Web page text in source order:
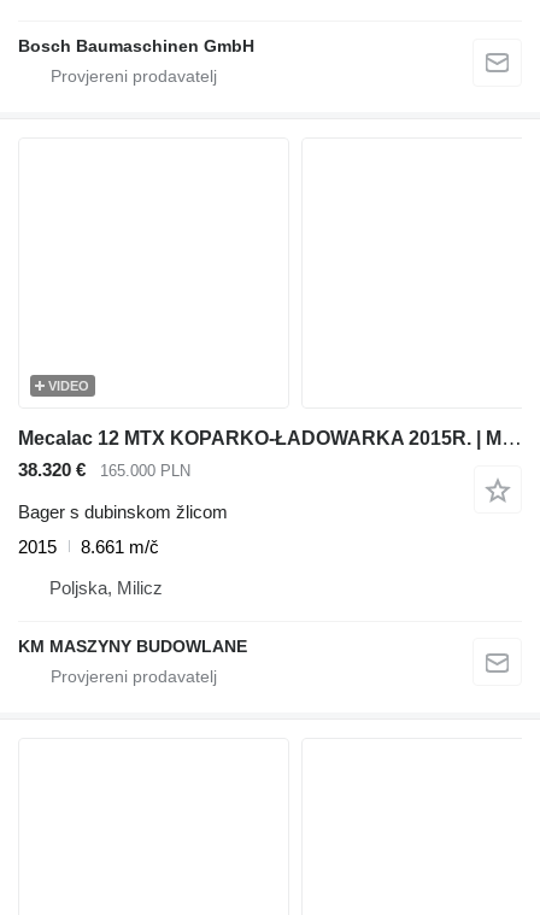
Bosch Baumaschinen GmbH
VIDEO
Mecalac 12 MTX KOPARKO-ŁADOWARKA 2015R. | MECALAC MSX MXT 714 JCB 3CX
38.320 € 165.000 PLN
Bager s dubinskom žlicom
2015
8.661 m/č
Poljska, Milicz
KM MASZYNY BUDOWLANE